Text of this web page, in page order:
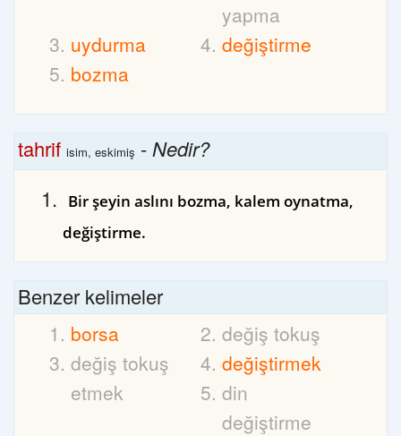
yapma
uydurma
değiştirme
bozma
tahrif isim, eskimiş -Nedir?
Bir şeyin aslını bozma, kalem oynatma,
değiştirme.
Benzer kelimeler
borsa
değiş tokuş
değiş tokuş
etmek
değiştirmek
din
değiştirme